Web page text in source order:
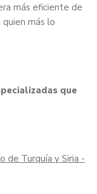
más eficiente de
quien más lo
que
de Turquía y Siria -